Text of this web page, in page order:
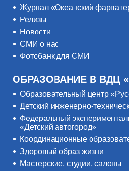
Журнал «Океанский
Релизы
Новости
СМИ о нас
Фотобанк для СМИ
ОБРАЗОВАНИЕ В ВДЦ
Образовательный центр
Детский инженерно-
Федеральный
«Детский автогород»
Координационные
Здоровый образ жизни
Мастерские, студии, салоны